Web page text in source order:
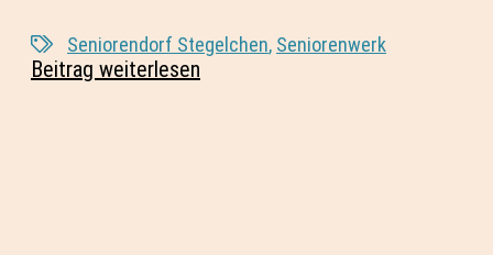
Seniorendorf Stegelchen, Seniorenwerk
Beitrag weiterlesen